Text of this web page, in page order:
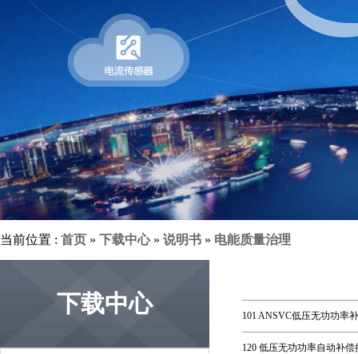
当前位置 : 首页 » 下载中心» 说明书 » 电能质量治理
下载中心 101 ANSVC低压无功功率
120 低压无功功率自动补